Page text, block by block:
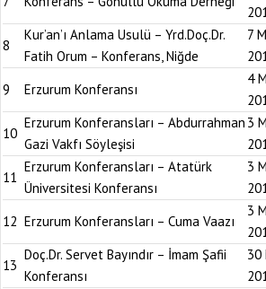
8
Kur’an’ı Anlama Usulü – Yrd.Doç.Dr.
Fatih Orum – Konferans, Niğde
7
9
Erzurum Konferansı
4
10
Erzurum Konferansları – Abdurrahman
Gazi Vakfı Söyleşisi
3
11
Erzurum Konferansları – Atatürk
Üniversitesi Konferansı
3
12 Erzurum Konferansları – Cuma Vaazı
3
13
Doç.Dr. Servet Bayındır – İmam Şafii
Konferansı
30